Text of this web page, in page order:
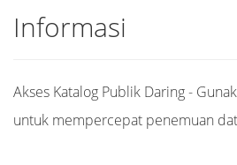
Informasi
Akses Katalog Publik Daring -
untuk mempercepat penemuan